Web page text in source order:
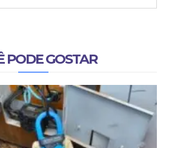
PODE GOSTAR